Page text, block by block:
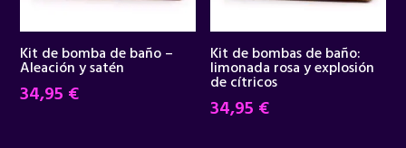
Kit de bomba de baño –
Aleación y satén
34,95 €
Kit de bombas de baño:
limonada rosa y explosión
de cítricos
34,95 €